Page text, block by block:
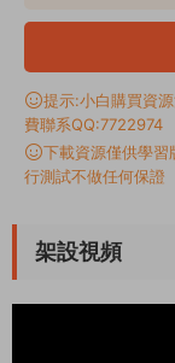
提示:小白購買資
費聯系QQ:7722974
下載資源僅供學習
行測試不做任何保證
架設視頻